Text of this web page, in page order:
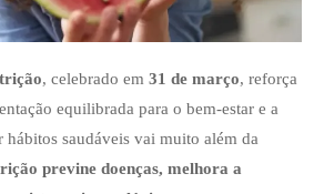
, celebrado em 31 de março, reforça
equilibrada para o bem-estar e a
hábitos saudáveis vai muito além da
previne doenças, melhora a